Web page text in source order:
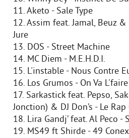
11. Aketo - Sale Type
12. Assim feat. Jamal, Beuz
Jure
13. DOS - Street Machine
14. MC Diem - M.E.H.D.I.
15. L'instable - Nous Contre
16. Los Grumos - On Va L'faire
17. Sarkastick feat. Pepso,
Jonction) & DJ Don’s - Le Rap
18. Lira Gandj’ feat. Al Peco -
19. MS49 ft Shirde - 49